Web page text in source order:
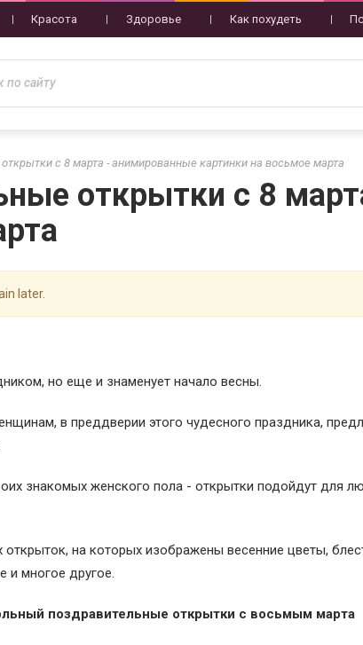
Красота Здоровье Как похудеть
с 8 марта - анимированные картинки на восьмое марта
открытки с 8
later.
но еще и знаменует начало весны.
в преддверии этого чудесного праздника,
знакомых женского пола - открытки подойдут для
на которых изображены весенние цветы,
и многое другое.
поздравительные открытки с восьмым марта